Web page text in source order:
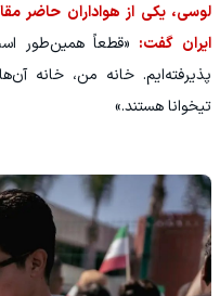
لوسی، یکی از هواداران حاضر
ایران گفت: «قطعاً همین‌طور
پذیرفته‌ایم. خانه من، خانه
تیخوانا هستند.»